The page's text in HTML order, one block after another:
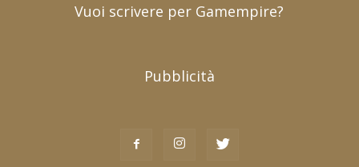
Vuoi scrivere per Gamempire?
Pubblicità